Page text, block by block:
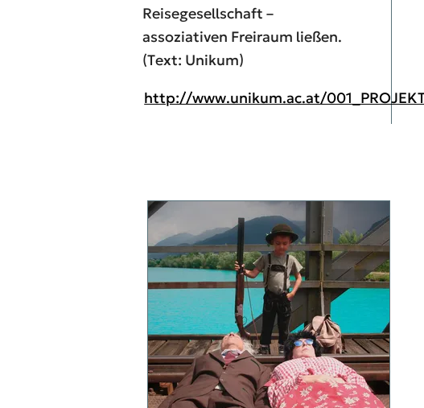
Reisegesellschaft –
assoziativen Freiraum ließen.
(Text: Unikum)
http://www.unikum.ac.at/